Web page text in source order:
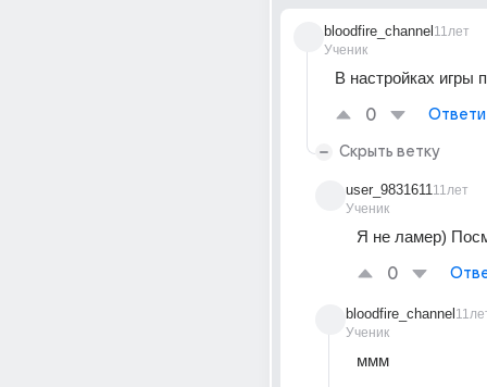
bloodfire_channel
Ученик
11лет
В настройках игры
0
Скрыть ветку
user_9831611
Ученик
11лет
Я не ламер)
0
bloodfire_channel
Ученик
ммм